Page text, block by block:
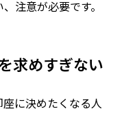
注意が必要です。
求めすぎない
に決めたくなる人